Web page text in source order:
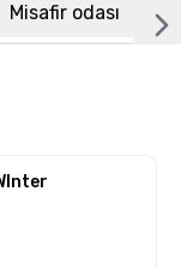
Misafir odası